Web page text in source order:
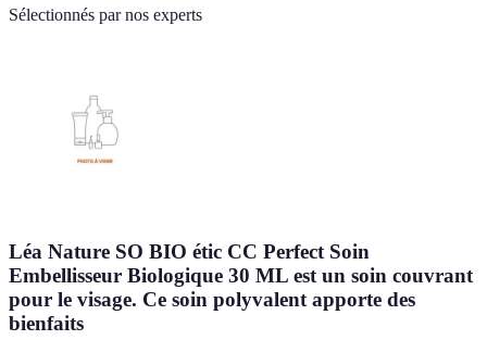
Sélectionnés par nos experts
Léa Nature SO BIO étic CC Perfect Soin
Embellisseur Biologique 30 ML est un soin couvrant
pour le visage. Ce soin polyvalent apporte des
bienfaits